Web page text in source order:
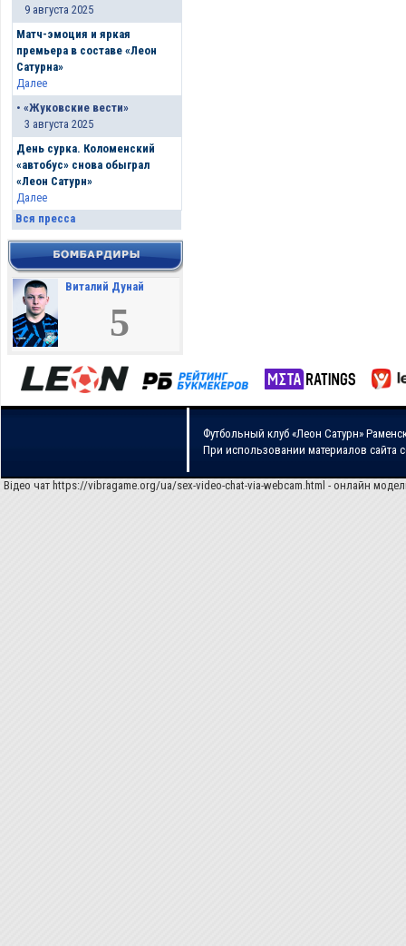
9 августа 2025
Матч-эмоция и яркая
премьера в составе «Леон
Сатурна»
Далее
• «Жуковские вести»
3 августа 2025
День сурка. Коломенский
«автобус» снова обыграл
«Леон Сатурн»
Далее
Вся пресса
Виталий Дунай
5
Футбольный клуб «Леон Сатурн»
При использовании материалов сайта
Відео чат https://vibragame.org/ua/sex-video-chat-via-webcam.html - онлайн